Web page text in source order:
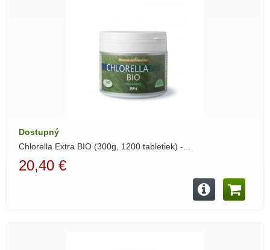
Dostupný
Chlorella Extra BIO (300g, 1200 tabletiek) -...
20,40 €